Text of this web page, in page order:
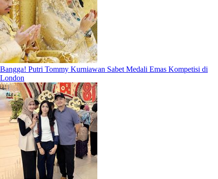
Bangga! Putri Tommy Kurniawan Sabet Medali Emas Kompetisi di
London